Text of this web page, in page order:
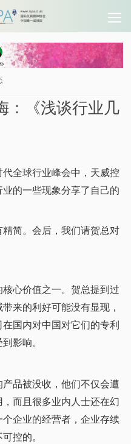
：《浅谈行业几
代全球行业峰会中，天威控
的一些现象分享了自己的
简。会后，我们请贺总对
心价值之一。贺总提到过
来的利好可能没有显现，
国内对中国对它们的专利
影响。
品被没收，他们不仅会遭
而且很多业内人士还在幻
企业的经营者，企业存续
控的。